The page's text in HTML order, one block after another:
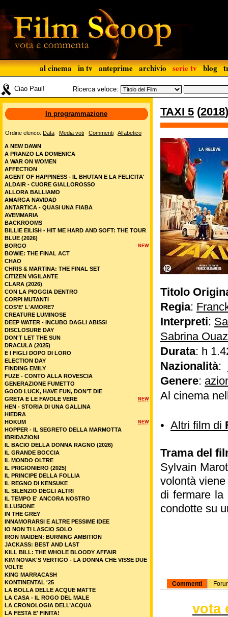
al cinema in tv anteprime archivio serie tv blog
Ciao Paul! Ricerca veloce:
TAXI 5 (2018)
Titolo
Regia:
Interpreti:
Sabrina
Durata: h
Nazionalità:
Genere:
Al cinema
• Altri film di
Trama del
Sylvain
volontà
di fermare la
condotte su
Commenti
vota
In programmazione
Ordine elenco: Data Media voti Commenti Alfabetico
A NEW DAWN
A PRANZO LA DOMENICA
A WAR ON WOMEN
AFFECTION
AGENT OF HAPPINESS - IL BHUTAN E LA FELICITA'
ALDAIR - CUORE GIALLOROSSO
ALLORA BALLIAMO
AMARGA NAVIDAD
ANTARTICA - QUASI UNA FIABA
AVEMMARIA
BACKROOMS
BILLIE EILISH - HIT ME HARD AND SOFT: THE TOUR
BLUE (2026)
NEW
BORGO
BOWIE: THE FINAL ACT
CHAO
CHRIS & MARTINA: THE FINAL SET
CITIZEN VIGILANTE
CLARA (2026)
CON LA PIOGGIA DENTRO
CORPI MUTANTI
COS'E' L'AMORE?
CREATURE LUMINOSE
DEEP WATER - INCUBO DAGLI ABISSI
DISCLOSURE DAY
DON'T LET THE SUN
DRACULA (2025)
E I FIGLI DOPO DI LORO
ELECTION DAY
FINDING EMILY
FUZE - CONTO ALLA ROVESCIA
GENERAZIONE FUMETTO
GOOD LUCK, HAVE FUN, DON’T DIE
NEW
GRETA E LE FAVOLE VERE
HEN - STORIA DI UNA GALLINA
HIEDRA
NEW
HOKUM
HOPPER - IL SEGRETO DELLA MARMOTTA
IBRIDAZIONI
IL BACIO DELLA DONNA RAGNO (2026)
IL GRANDE BOCCIA
IL MONDO OLTRE
IL PRIGIONIERO (2025)
IL PRINCIPE DELLA FOLLIA
IL REGNO DI KENSUKE
IL SILENZIO DEGLI ALTRI
IL TEMPO E' ANCORA NOSTRO
ILLUSIONE
IN THE GREY
INNAMORARSI E ALTRE PESSIME IDEE
IO NON TI LASCIO SOLO
IRON MAIDEN: BURNING AMBITION
JACKASS: BEST AND LAST
KILL BILL: THE WHOLE BLOODY AFFAIR
KIM NOVAK'S VERTIGO - LA DONNA CHE VISSE DUE
VOLTE
KING MARRACASH
KONTINENTAL '25
LA BOLLA DELLE ACQUE MATTE
LA CASA - IL ROGO DEL MALE
LA CRONOLOGIA DELL’ACQUA
LA FESTA E' FINITA!